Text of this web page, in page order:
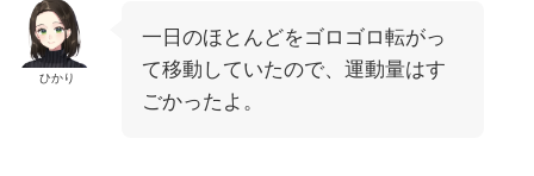
ひかり
一日のほとんどをゴロゴロ転がっ
て移動していたので、運動量はす
ごかったよ。